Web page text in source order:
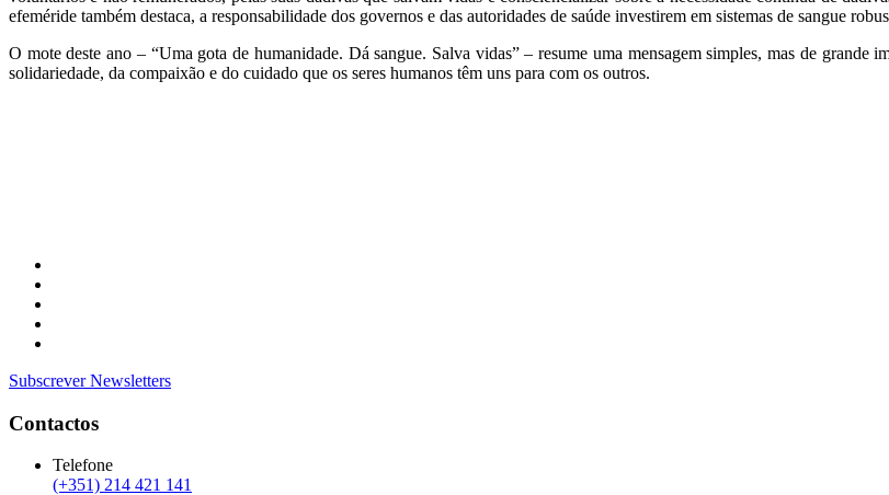
efeméride também destaca, a responsabilidade dos governos e das autoridades de saúde investirem em sistemas de sangue
O mote deste ano – “Uma gota de humanidade. Dá sangue. Salva vidas” – resume uma mensagem simples, mas de grande
solidariedade, da compaixão e do cuidado que os seres humanos têm uns para com os outros.
Subscrever Newsletters
Contactos
Telefone
(+351) 214 421 141